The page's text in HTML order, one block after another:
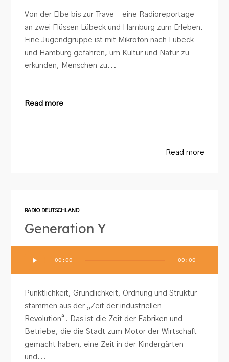
Von der Elbe bis zur Trave – eine Radioreportage
an zwei Flüssen Lübeck und Hamburg zum Erleben.
Eine Jugendgruppe ist mit Mikrofon nach Lübeck
und Hamburg gefahren, um Kultur und Natur zu
erkunden, Menschen zu...
Read more
Read more
RADIO DEUTSCHLAND
Generation Y
00:00 00:00
Pünktlichkeit, Gründlichkeit, Ordnung und Struktur
stammen aus der „Zeit der industriellen
Revolution“. Das ist die Zeit der Fabriken und
Betriebe, die die Stadt zum Motor der Wirtschaft
gemacht haben, eine Zeit in der Kindergärten
und...